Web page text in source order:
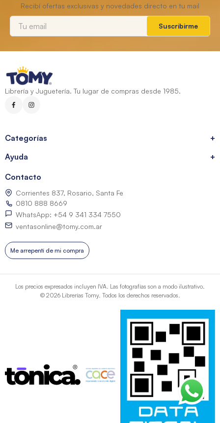
Suscribirme
Librería y Juguetería. Tu lugar de compras desde 1985.
Categorías
+
Ayuda
+
Contacto
Corrientes 837, Rosario, Santa Fe
0810 888 8669
WhatsApp: +54 9 341 334 7550
ventasonline@tomy.com.ar
Me arrepentí de mi compra
Los precios expresados incluyen IVA. Las fotografías son a modo ilustrativo.
© 2026 Librerías Tomy. Todos los derechos reservados.